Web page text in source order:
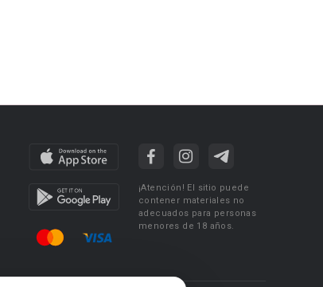
¡Atención! El sitio puede
contener materiales no
adecuados para personas
menores de 18 años.